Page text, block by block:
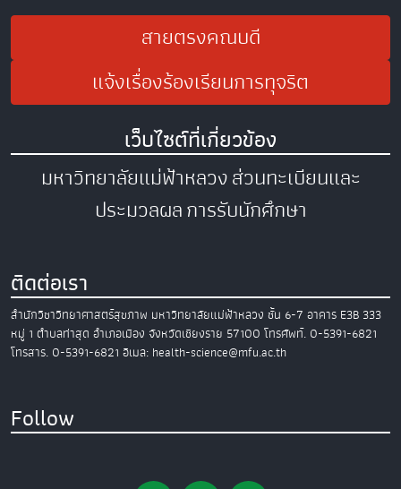
สายตรงคณบดี
แจ้งเรื่องร้องเรียนการทุจริต
เว็บไซต์ที่เกี่ยวข้อง
มหาวิทยาลัยแม่ฟ้าหลวงส่วนทะเบียนและ
ประมวลผลการรับนักศึกษา
ติดต่อเรา
สำนักวิชาวิทยาศาสตร์สุขภาพ มหาวิทยาลัยแม่ฟ้าหลวง ชั้น 6-7 อาคาร E3B 333
หมู่ 1 ตำบลท่าสุด อำเภอเมือง จังหวัดเชียงราย 57100 โทรศัพท์. 0-5391-6821
โทรสาร. 0-5391-6821 อีเมล: health-science@mfu.ac.th
Follow